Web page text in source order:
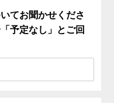
てお聞かせくださ
予定なし」とご回